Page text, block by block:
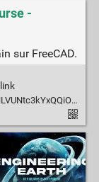
-
sur FreeCAD.